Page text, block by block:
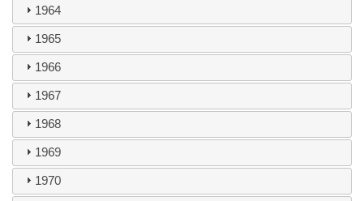
1964
1965
1966
1967
1968
1969
1970